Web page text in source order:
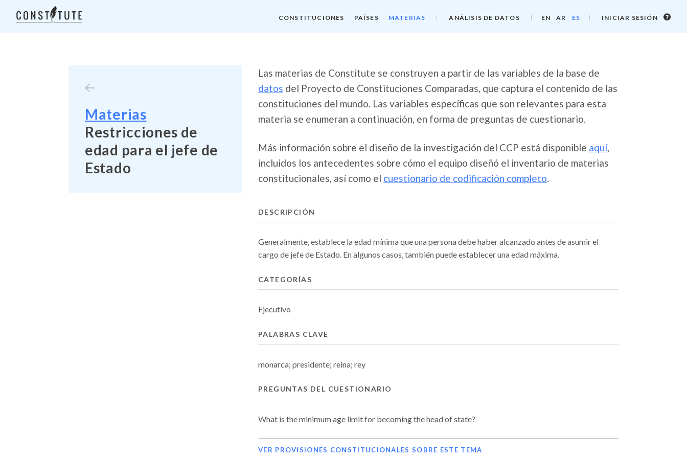
CONSTITUCIONES PAÍSES MATERIAS ANÁLISIS DE DATOS EN AR ES INICIAR SESIÓN
Materias
Restricciones de
edad para el jefe de
Estado
Las materias de Constitute se construyen a partir de las variables de la base de
datos del Proyecto de Constituciones Comparadas, que captura el contenido de las
constituciones del mundo. Las variables específicas que son relevantes para esta
materia se enumeran a continuación, en forma de preguntas de cuestionario.
Más información sobre el diseño de la investigación del CCP está disponible aquí,
incluidos los antecedentes sobre cómo el equipo diseñó el inventario de materias
constitucionales, así como el cuestionario de codificación completo
DESCRIPCIÓN
Generalmente, establece la edad mínima que una persona debe haber alcanzado antes de asumir el
cargo de jefe de Estado. En algunos casos, también puede establecer una edad máxima.
CATEGORÍAS
Ejecutivo
PALABRAS CLAVE
monarca; presidente; reina; rey
PREGUNTAS DEL CUESTIONARIO
What is the minimum age limit for becoming the head of state?
VER PROVISIONES CONSTITUCIONALES SOBRE ESTE TEMA